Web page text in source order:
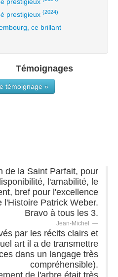
prestigieux (2024)
ce brillant
Témoignages
de la Saint Parfait, pour
l'amabilité, le
bref pour l'excellence
l'Histoire Patrick Weber.
Bravo à tous les 3.
Jean-Michel
par les récits clairs et
art il a de transmettre
dans un langage très
compréhensible).
de l'arbre était très
témoignage »